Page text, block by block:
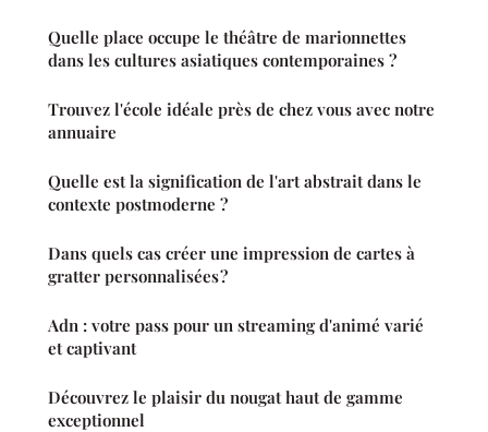
Quelle place occupe le théâtre de marionnettes
dans les cultures asiatiques contemporaines ?
Trouvez l'école idéale près de chez vous avec notre
annuaire
Quelle est la signification de l'art abstrait dans le
contexte postmoderne ?
Dans quels cas créer une impression de cartes à
gratter personnalisées ?
Adn : votre pass pour un streaming d'animé varié
et captivant
Découvrez le plaisir du nougat haut de gamme
exceptionnel